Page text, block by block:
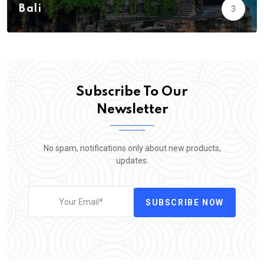
Bali 3
Subscribe To Our
Newsletter
No spam, notifications only about new products,
updates.
SUBSCRIBE NOW